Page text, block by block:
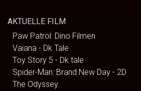
AKTUELLE FILM
Paw Patrol: Dino Filmen
Vaiana - Dk Tale
Toy Story 5 - Dk tale
Spider-Man: Brand New Day - 2D
The Odyssey